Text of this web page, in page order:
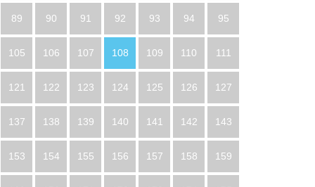
89 90 91 92 93 94 95
105 106 107 108 109 110 111
121 122 123 124 125 126 127
137 138 139 140 141 142 143
153 154 155 156 157 158 159